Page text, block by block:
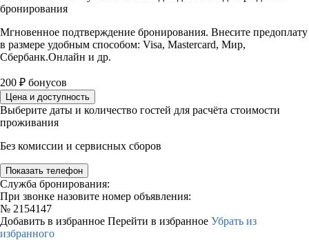
бронирования
Мгновенное подтверждение бронирования. Внесите предоплату
в размере удобным способом: Visa, Mastercard, Мир,
Сбербанк.Онлайн и др.
200 ₽ бонусов
Цена и доступность
Выберите даты и количество гостей для расчёта стоимости
проживания
Без комиссии и сервисных сборов
Показать телефон
Служба бронирования:
При звонке назовите номер объявления:
№ 2154147
Добавить в избранное Перейти в избранное Убрать из
избранного